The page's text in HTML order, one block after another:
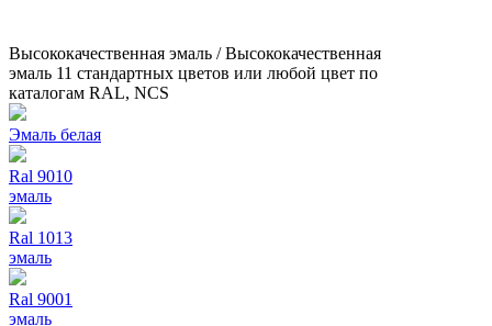
Высококачественная эмаль / Высококачественная
эмаль 11 стандартных цветов или любой цвет по
каталогам RAL, NCS
Эмаль белая
Ral 9010
эмаль
Ral 1013
эмаль
Ral 9001
эмаль